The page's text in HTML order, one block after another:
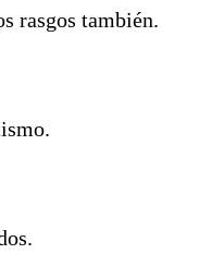
rasgos también.